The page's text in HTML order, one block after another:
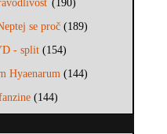
(190)
se proč (189)
- split(154)
Hyaenarum (144)
(144)